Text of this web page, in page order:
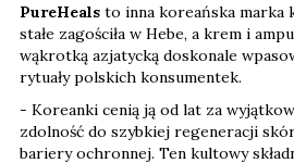
PureHeals to inna koreańska marka
stałe zagościła w Hebe, a krem i
wąkrotką azjatycką doskonale
rytuały polskich konsumentek.
- Koreanki cenią ją od lat za
zdolność do szybkiej regeneracji
bariery ochronnej. Ten kultowy